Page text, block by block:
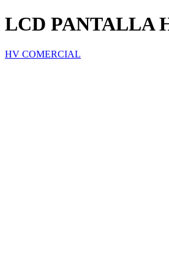
LCD PANTALLA
HV COMERCIAL